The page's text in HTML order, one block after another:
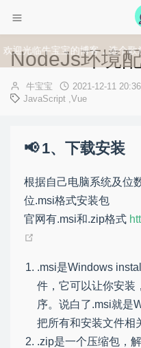
NodeJs环境
作
者：
牛宝宝
发
布
2021-12-11
JavaScript ,Vue
1、下载安装
根据自己电脑系统及位
位.msi格式安装包
官网有.msi和.zip格式
.msi是Windows
件，它可以让你安装
序。说白了.msi就是
把所有和安装文件相
.zip是一个压缩包，
欢迎光临牛宝宝的博客，选个